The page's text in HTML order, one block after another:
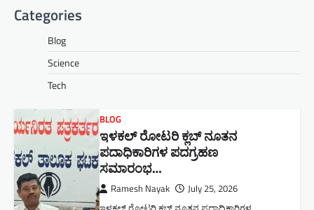
Categories
Blog
Science
Tech
BLOG
ಇಳಕಲ್ ರೋಟರಿ ಕ್ಲಬ್ ನೂತನ‌
ಪದಾಧಿಕಾರಿಗಳ ಪದಗ್ರಹಣ
ಸಮಾರಂಭ…
Ramesh Nayak July 25, 2026